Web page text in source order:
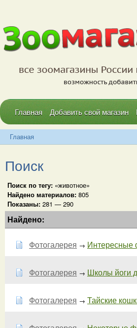
Главная Добавить свой магазин
Главная
Поиск
Поиск по тегу: «животное»
Найдено материалов: 805
Показаны: 281 — 290
Найдено:
Фотогалерея → Интересные
Фотогалерея → Школы йоги
Фотогалерея → Тайские